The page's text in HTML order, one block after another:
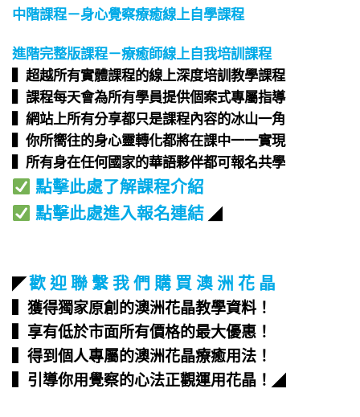
中階課程－身心覺察療癒線上自學課程
進階完整版課程－療癒師線上自我培訓課程
▍超越所有實體課程的線上深度培訓教學課程​
▍課程每天會為所有學員提供個案式專屬指導​
▍網站上所有分享都只是課程內容的冰山一角​
▍你所嚮往的身心靈轉化都將在課中一一實現​
▍所有身在任何國家的華語夥伴都可報名共學​
點擊此處了解課程介紹
點擊此處進入報名連結 ◢
◤歡 迎 聯 繫 我 們 購 買 澳 洲 花 晶
▍獲得獨家原創的澳洲花晶教學資料！
▍享有低於市面所有價格的最大優惠！
▍得到個人專屬的澳洲花晶療癒用法！
▍引導你用覺察的心法正觀運用花晶！ ◢